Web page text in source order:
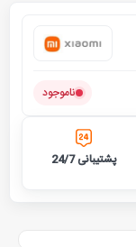
ناموجود
پشتیبانی 24/7